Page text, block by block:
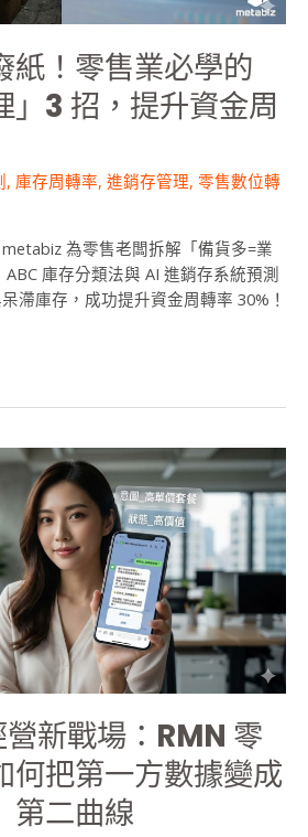
紙！零售業必學的
」3 招，提升資金周
, 庫存周轉率, 進銷存管理, 零售數位轉
為零售老闆拆解「備貨多=業
庫存分類法與 AI 進銷存系統預測
滯庫存，成功提升資金周轉率 30%！
新戰場：RMN 零
何把第一方數據變成
第二曲線